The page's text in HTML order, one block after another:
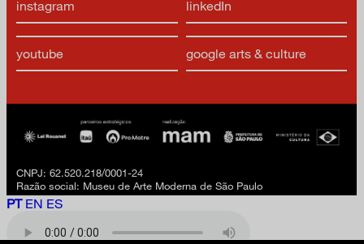
instagram linkedIn
youtube google arts & culture
CNPJ: 62.520.218/0001-24
Razão social: Museu de Arte Moderna de São Paulo
PT EN ES